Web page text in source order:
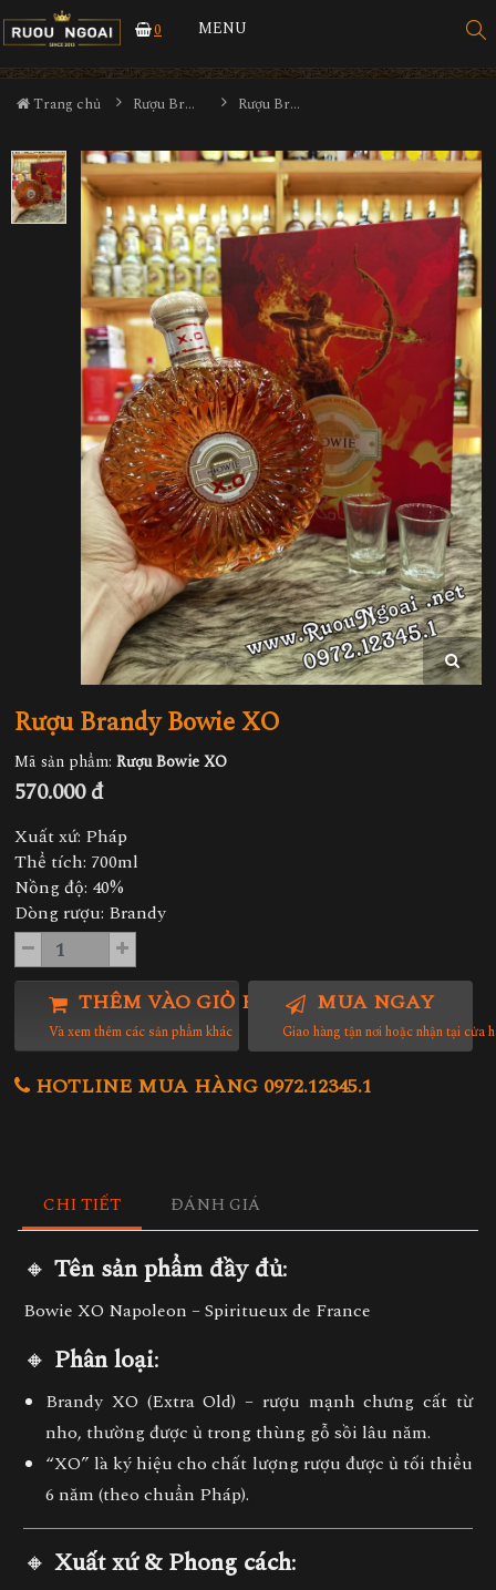
0 MENU
Trang chủ Rượu Brandy Rượu Brandy Bowie XO
Rượu Brandy Bowie XO
Mã sản phẩm: Rượu Bowie XO
570.000 đ
Xuất xứ: Pháp
Thể tích: 700ml
Nồng độ: 40%
Dòng rượu: Brandy
THÊM VÀO GIỎ HÀNG
Và xem thêm các sản phẩm khác
MUA NGAY
Giao hàng tận nơi hoặc nhận tại cửa
HOTLINE MUA HÀNG 0972.12345.1
CHI TIẾT ĐÁNH GIÁ
🔸 Tên sản phẩm đầy đủ:
Bowie XO Napoleon – Spiritueux de France
🔸 Phân loại:
Brandy XO (Extra Old) – rượu mạnh chưng cất từ
nho, thường được ủ trong thùng gỗ sồi lâu năm.
“XO” là ký hiệu cho chất lượng rượu được ủ tối thiểu
6 năm (theo chuẩn Pháp).
🔸 Xuất xứ & Phong cách: